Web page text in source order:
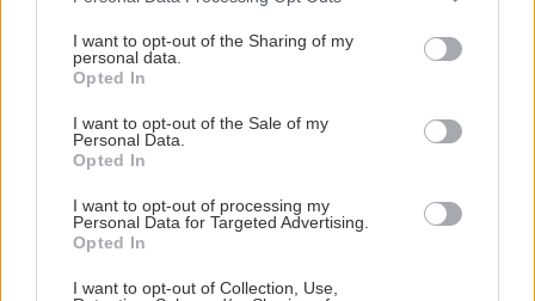
I want to opt-out of the Sharing of my
personal data.
Opted In
I want to opt-out of the Sale of my
Personal Data.
Opted In
I want to opt-out of processing my
Personal Data for Targeted Advertising.
Opted In
I want to opt-out of Collection, Use,
δεν θέλει να πρωταγωνιστήσει ποτέ ξανά σε
ταινία
22:57
ΑΥΤΟΔΙΟΙΚΗΣΗ
Συνάντηση του Περιφερειάρχη Κρήτης με τον
Πρύτανη του Πανεπιστημίου Κρήτης και τον
Πρόεδρο του ΙΤΕ
ΠΕΡΙΣΣΟΤΕΡΑ